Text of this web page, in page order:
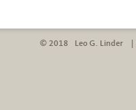
© 2018 Leo G. Linder |